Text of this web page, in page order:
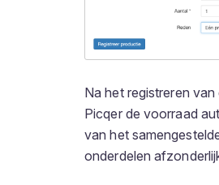
Na het registreren
Picqer de voorraad
van het
onderdelen